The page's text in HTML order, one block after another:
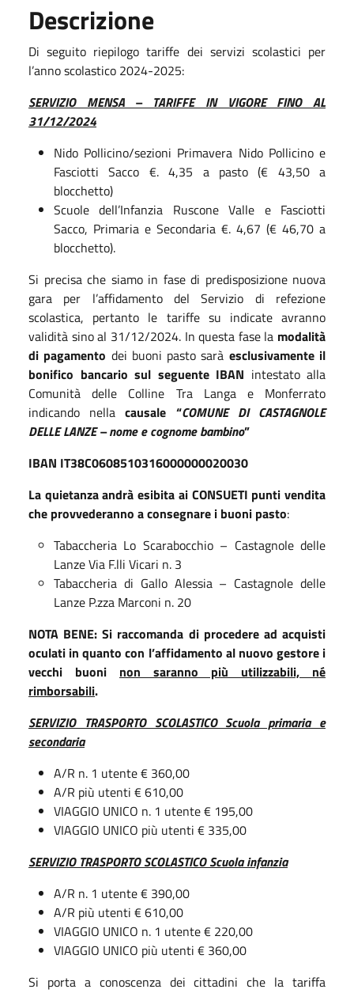
Descrizione
Di seguito riepilogo tariffe dei servizi scolastici per
l’anno scolastico 2024-2025:
SERVIZIO MENSA – TARIFFE IN VIGORE FINO AL
31/12/2024
Nido Pollicino/sezioni Primavera Nido Pollicino e
Fasciotti Sacco €. 4,35 a pasto (€ 43,50 a
blocchetto)
Scuole dell’Infanzia Ruscone Valle e Fasciotti
Sacco, Primaria e Secondaria €. 4,67 (€ 46,70 a
blocchetto).
Si precisa che siamo in fase di predisposizione nuova
gara per l’affidamento del Servizio di refezione
scolastica, pertanto le tariffe su indicate avranno
validità sino al 31/12/2024. In questa fase la modalità
di pagamento dei buoni pasto sarà esclusivamente il
bonifico bancario sul seguente IBAN intestato alla
Comunità delle Colline Tra Langa e Monferrato
indicando nellacausale “COMUNE DI CASTAGNOLE
DELLE LANZE – nome e cognome bambino”
IBAN IT38C0608510316000000020030
La quietanza andrà esibita ai CONSUETI punti vendita
che provvederanno a consegnare i buoni pasto:
Tabaccheria Lo Scarabocchio – Castagnole delle
Lanze Via F.lli Vicari n. 3
Tabaccheria di Gallo Alessia – Castagnole delle
Lanze P.zza Marconi n. 20
NOTA BENE: Si raccomanda di procedere ad acquisti
oculati in quanto con l’affidamento al nuovo gestore i
vecchi buoni non saranno più utilizzabili, né
rimborsabili.
SERVIZIO TRASPORTO SCOLASTICO Scuola primaria e
secondaria
A/R n. 1 utente € 360,00
A/R più utenti € 610,00
VIAGGIO UNICO n. 1 utente € 195,00
VIAGGIO UNICO più utenti € 335,00
SERVIZIO TRASPORTO SCOLASTICO Scuola infanzia
A/R n. 1 utente € 390,00
A/R più utenti € 610,00
VIAGGIO UNICO n. 1 utente € 220,00
VIAGGIO UNICO più utenti € 360,00
Si porta a conoscenza dei cittadini che la tariffa